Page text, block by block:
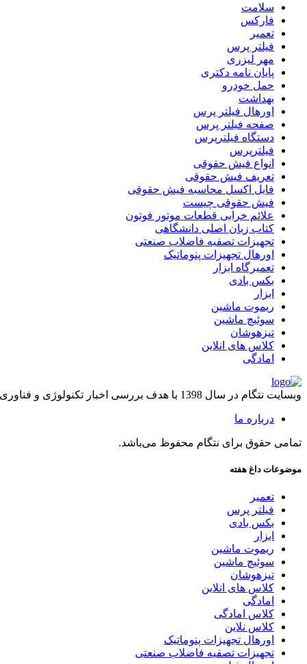
سلامت
فارکس
تعمیر
فیلتر پرس
مهر لیزری
پایان نامه دکتری
حمل خودرو
بهداشت
اورهال فیلتر پرس
صفحه فیلتر پرس
دستگاه فیلترپرس
فیلترپرس
انواع فیش حقوقی
تعریف فیش حقوقی
فایل اکسل محاسبه فیش حقوقی
فیش حقوقی چیست
علائم خرابی قطعات موتور فوتون
کتاب زبان اصلی دانشگاهی
تجهیزات تصفیه فاضلاب صنعتی
اورهال تجهیزات پنوماتیک
تعمیرگاه ابزار
بکس بادی
ابزار
ریموت ماشین
سوئیچ ماشین
تیزهوشان
کلاس های انلاین
امادگی
وبسایت نتگام در سال 1398 با هدف بررسی اخبار تکنولوژی و فناوری راه اندازی شد.
درباره ما
تمامی حقوق برای نتگام محفوظ می‌باشد.
موضوعات داغ هفته
تعمیر
فیلتر پرس
بکس بادی
ابزار
ریموت ماشین
سوئیچ ماشین
تیزهوشان
کلاس های انلاین
امادگی
کلاس امادگی
کلاس نلاین
اورهال تجهیزات پنوماتیک
تجهیزات تصفیه فاضلاب صنعتی